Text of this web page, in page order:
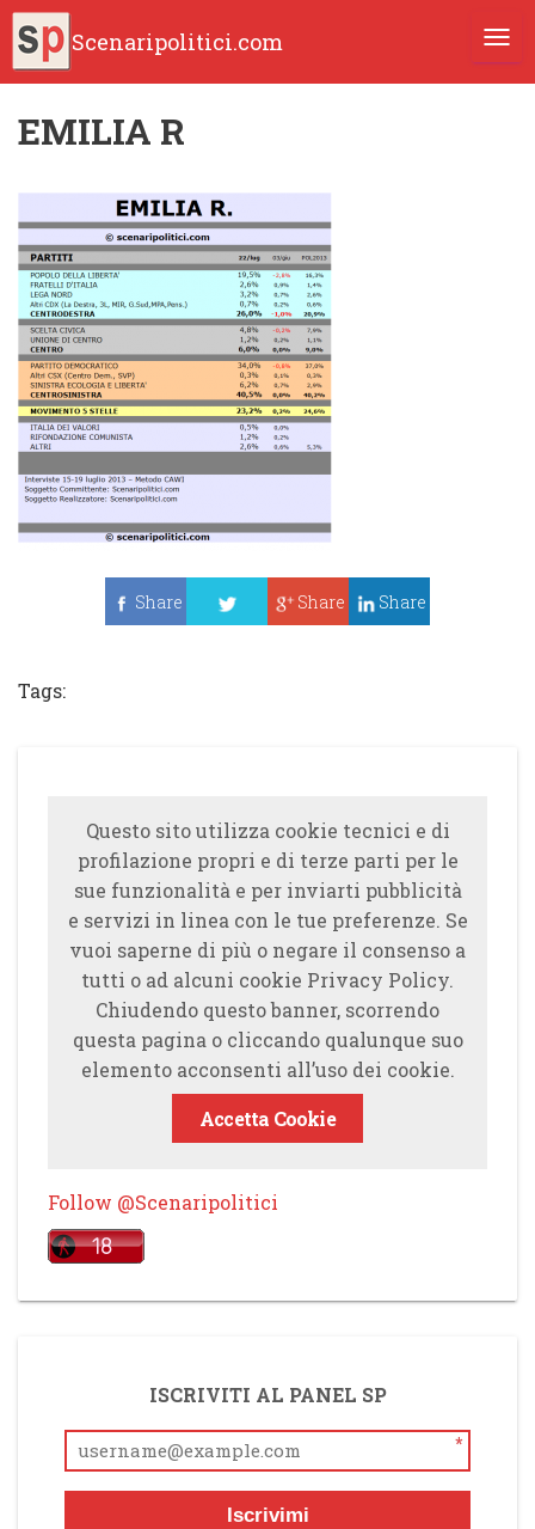
Scenaripolitici.com
EMILIA R
Share
Share Share
Tags:
Questo sito utilizza cookie tecnici e di
profilazione propri e di terze parti per le
sue funzionalità e per inviarti pubblicità
e servizi in linea con le tue preferenze. Se
vuoi saperne di più o negare il consenso a
tutti o ad alcuni cookie Privacy Policy.
Chiudendo questo banner, scorrendo
questa pagina o cliccando qualunque suo
elemento acconsenti all’uso dei cookie.
Accetta Cookie
Follow @Scenaripolitici
ISCRIVITI AL PANEL SP
*
Iscrivimi